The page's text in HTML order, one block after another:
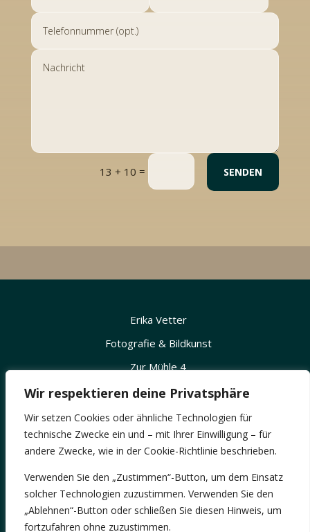
Wir respektieren deine Privatsphäre
Wir setzen Cookies oder ähnliche Technologien für
technische Zwecke ein und – mit Ihrer Einwilligung – für
andere Zwecke, wie in der Cookie-Richtlinie beschrieben.
Verwenden Sie den „Zustimmen“-Button, um dem Einsatz
solcher Technologien zuzustimmen. Verwenden Sie den
„Ablehnen“-Button oder schließen Sie diesen Hinweis, um
fortzufahren ohne zuzustimmen.
13 + 10 = SENDEN
Erika Vetter
Fotografie & Bildkunst
Zur Mühle 4
78465 Konstanz
Tel.: +49 157 35434071